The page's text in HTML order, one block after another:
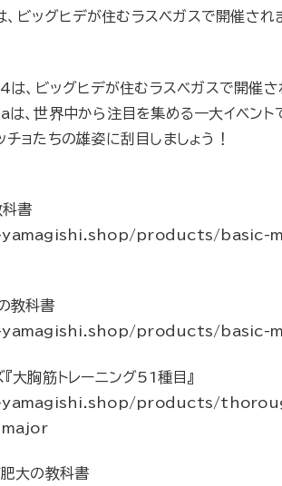
ビッグヒデが住むラスベガスで開催さ
、ビッグヒデが住むラスベガスで開催
世界中から注目を集める一大イベントで
ョたちの雄姿に刮目しましょう！
書
products/basic-
教科書
products/basic-
大胸筋トレーニング51種目』
products/
大の教科書